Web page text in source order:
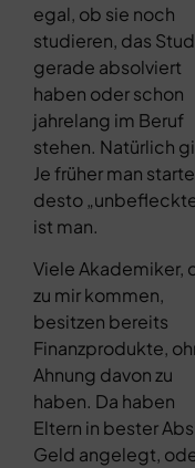
egal, ob sie noch
studieren, das
gerade absolviert
haben oder schon
jahrelang im Beruf
stehen. Natürlich
Je früher man
desto
ist man.
Viele Akademiker,
zu mir kommen,
besitzen bereits
Finanzprodukte,
Ahnung davon zu
haben. Da haben
Eltern in bester
Geld angelegt,